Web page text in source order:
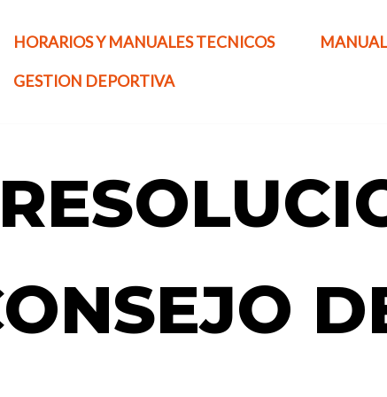
HORARIOS Y MANUALES TECNICOS
GESTION DEPORTIVA